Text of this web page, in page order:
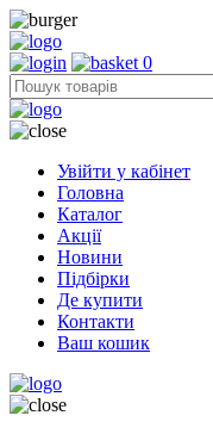
0
Увійти у кабінет
Головна
Каталог
Акції
Новини
Підбірки
Де купити
Контакти
Ваш кошик